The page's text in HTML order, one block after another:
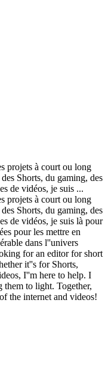
projets à court ou long
Shorts, du gaming, des
de vidéos, je suis ...
projets à court ou long
Shorts, du gaming, des
de vidéos, je suis là pour
pour les mettre en
dans l''univers
for an editor for short
it''s for Shorts,
I''m here to help. I
to light. Together,
the internet and videos!